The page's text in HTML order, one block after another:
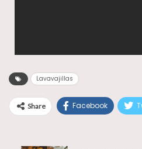
Lavavajillas
Share Facebook